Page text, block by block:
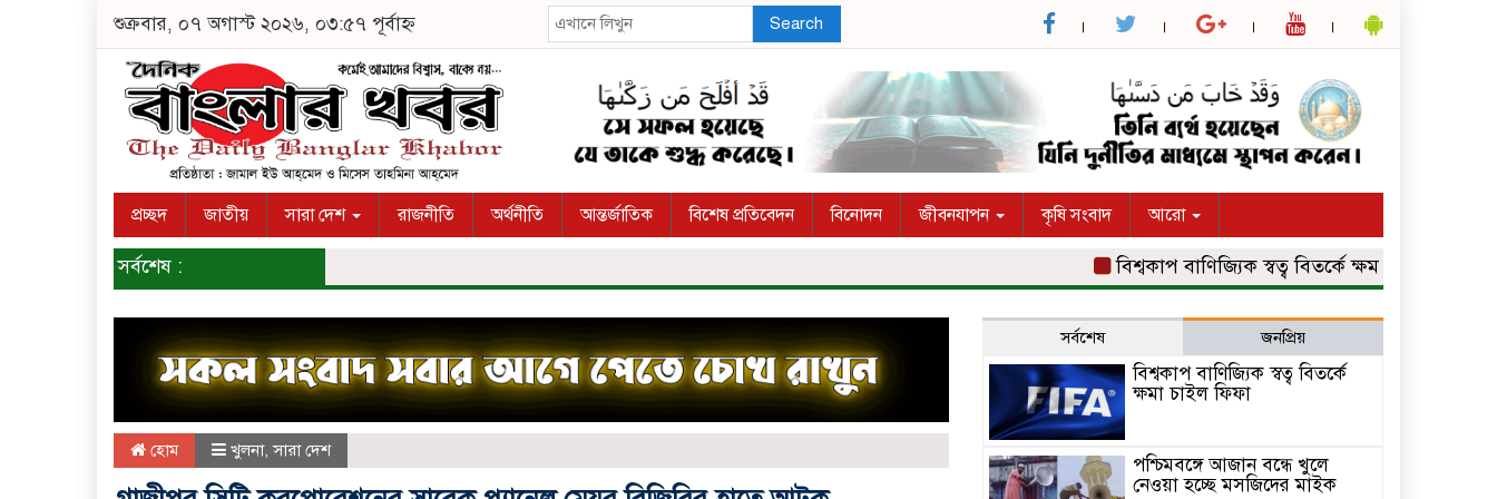
শুক্রবার, ০৭ অগাস্ট ২০২৬, ০৩:৫৭ পূর্বাহ্ন Search
প্রচ্ছদ জাতীয় সারা দেশ রাজনীতি অর্থনীতি আন্তর্জাতিক বিশেষ প্রতিবেদন বিনোদন জীবনযাপন কৃষি সংবাদ আরো
সর্বশেষ : বিশ্বকাপ বাণিজ্যিক স্বত্ব বিতর্কে ক্ষমা চাইল ফিফা
হোম খুলনা,সারা দেশ
সর্বশেষ জনপ্রিয়
বিশ্বকাপ বাণিজ্যিক স্বত্ব বিতর্কে
ক্ষমা চাইল ফিফা
পশ্চিমবঙ্গে আজান বন্ধে খুলে
নেওয়া হচ্ছে মসজিদের মাইক